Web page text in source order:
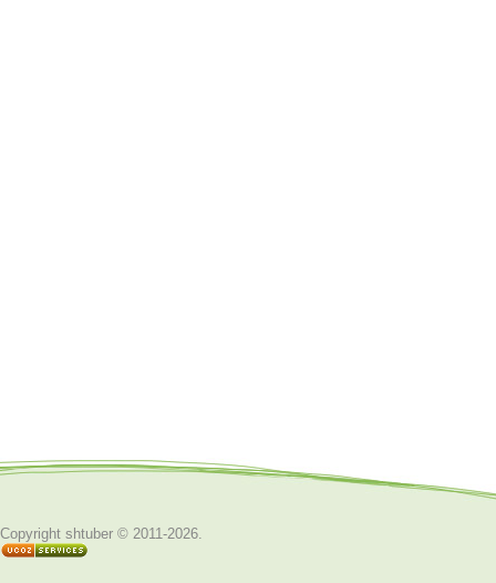
Copyright shtuber © 2011-2026